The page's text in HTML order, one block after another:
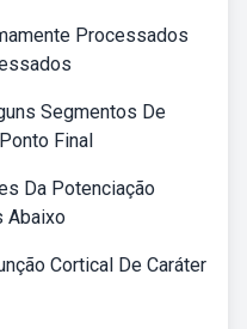
Processados
Segmentos De
Final
Da Potenciação
Abaixo
Cortical De Caráter